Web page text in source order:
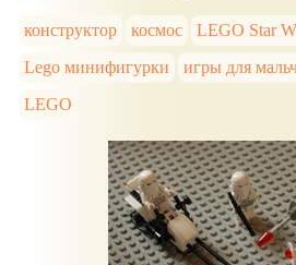
конструктор космос
LEGO Star
Lego минифигурки
игры для
LEGO